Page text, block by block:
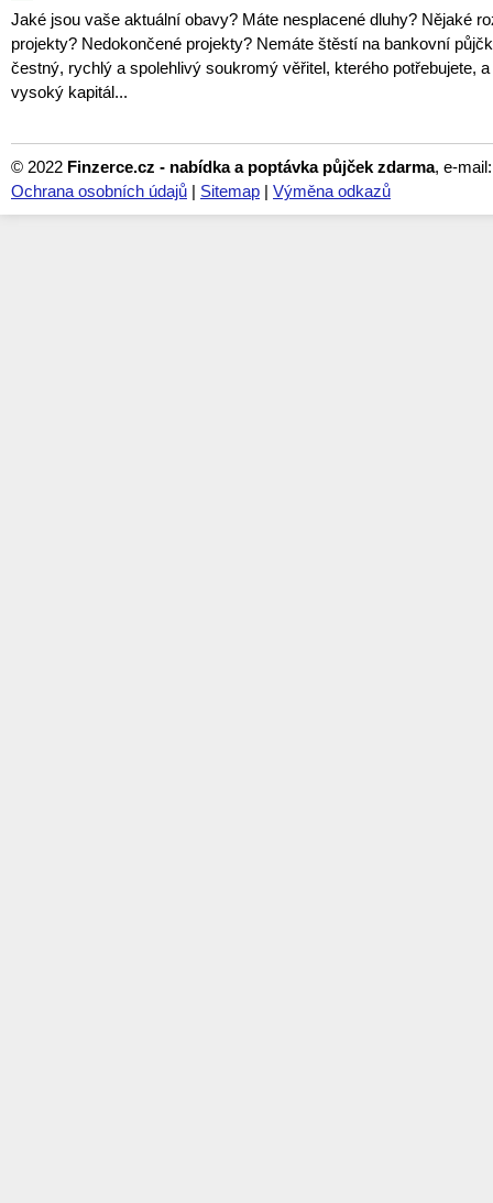
Jaké jsou vaše aktuální obavy? Máte nesplacené dluhy? Nějaké
projekty? Nedokončené projekty? Nemáte štěstí na bankovní
čestný, rychlý a spolehlivý soukromý věřitel, kterého potřebujete,
vysoký kapitál...
© 2022 Finzerce.cz - nabídka a poptávka půjček zdarma, e-
Ochrana osobních údajů | Sitemap | Výměna odkazů